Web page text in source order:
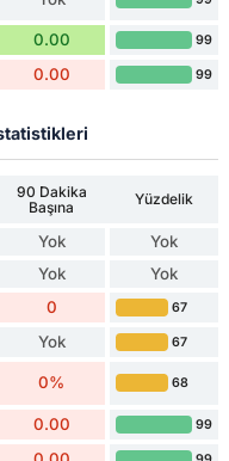
0.00 99
0.00 99
90 Dakika
Başına
Yüzdelik
Yok Yok
Yok Yok
0 67
Yok 67
0% 68
0.00 99